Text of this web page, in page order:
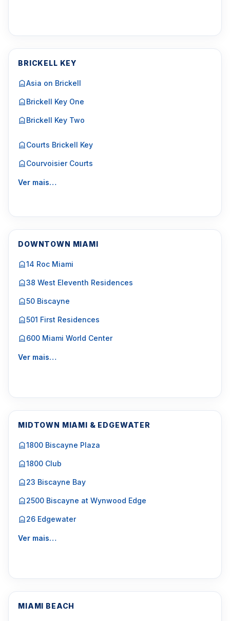
BRICKELL KEY
Asia on Brickell
Brickell Key One
Brickell Key Two
Courts Brickell Key
Courvoisier Courts
Ver mais…
DOWNTOWN MIAMI
14 Roc Miami
38 West Eleventh Residences
50 Biscayne
501 First Residences
600 Miami World Center
Ver mais…
MIDTOWN MIAMI & EDGEWATER
1800 Biscayne Plaza
1800 Club
23 Biscayne Bay
2500 Biscayne at Wynwood Edge
26 Edgewater
Ver mais…
MIAMI BEACH